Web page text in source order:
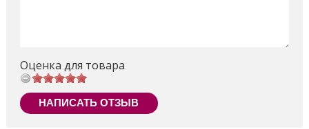
Оценка для товара
НАПИСАТЬ ОТЗЫВ